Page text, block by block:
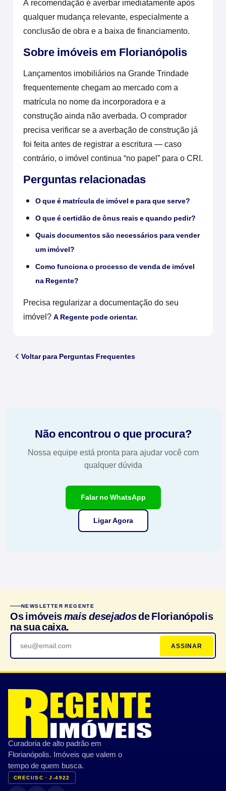
A recomendação é averbar imediatamente após
qualquer mudança relevante, especialmente a
conclusão de obra e a baixa de financiamento.
Sobre imóveis em Florianópolis
Lançamentos imobiliários na Grande Trindade
frequentemente chegam ao mercado com a
matrícula no nome da incorporadora e a
construção ainda não averbada. O comprador
precisa verificar se a averbação de construção já
foi feita antes de registrar a escritura — caso
contrário, o imóvel continua “no papel” para o CRI.
Perguntas relacionadas
O que é matrícula de imóvel e para que serve?
O que é certidão de ônus reais e quando pedir?
Quais documentos são necessários para vender
um imóvel?
Como funciona o processo de venda de imóvel
na Regente?
Precisa regularizar a documentação do seu
imóvel? A Regente pode orientar.
Voltar para Perguntas Frequentes
Não encontrou o que procura?
Nossa equipe está pronta para ajudar você com
qualquer dúvida
Falar no WhatsApp
Ligar Agora
NEWSLETTER REGENTE
Os imóveismais desejadosde Florianópolis
na sua caixa.
ASSINAR
Curadoria de alto padrão em
Florianópolis. Imóveis que valem o
tempo de quem busca.
CRECI/SC · J-4922